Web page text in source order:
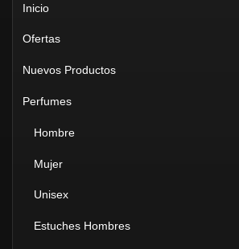
Inicio
Ofertas
Nuevos Productos
Perfumes
Hombre
Mujer
Unisex
Estuches Hombres